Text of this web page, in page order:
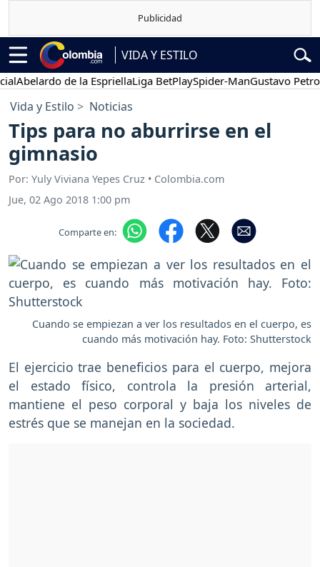
VIDA Y ESTILO
de la EspriellaLiga BetPlaySpider-ManGustavo Petro
Vida y Estilo Noticias
Tips para no aburrirse en el
gimnasio
Por: Yuly Viviana Yepes Cruz • Colombia.com
Jue, 02 Ago 2018 1:00 pm
Comparte en:
Cuando se empiezan a ver los resultados en el cuerpo, es
cuando más motivación hay. Foto: Shutterstock
El ejercicio trae beneficios para el cuerpo, mejora
el estado físico, controla la presión arterial,
mantiene el peso corporal y baja los niveles de
estrés que se manejan en la sociedad.